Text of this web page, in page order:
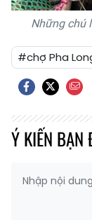
Những chú
#chợ Pha
Ý KIẾN BẠN